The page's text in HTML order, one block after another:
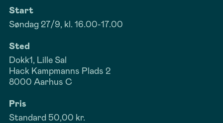
Start
Søndag 27/9, kl. 16.00-17.00
Sted
Dokk1, Lille Sal
Hack Kampmanns Plads 2
8000 Aarhus C
Pris
Standard 50,00 kr.